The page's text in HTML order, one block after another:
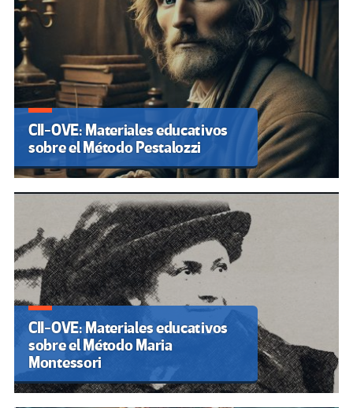
CII-OVE: Materiales educativos
sobre el Método Pestalozzi
CII-OVE: Materiales educativos
sobre el Método Maria
Montessori